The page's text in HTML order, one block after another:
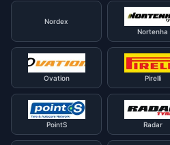
Nordex
Nortenha
Ovation Pirelli
PointS Radar